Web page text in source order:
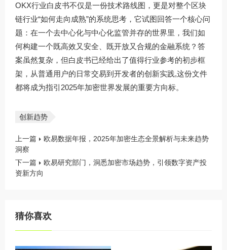
OKX行业白皮书不仅是一份技术路线图，更是对整个区块
链行业“如何走向成熟”的系统思考，它试图回答一个核心问
题：在一个去中心化与中心化监管并存的世界里，我们如
何构建一个既高效又安全、既开放又合规的金融系统？答
案虽然复杂，但白皮书已经给出了值得行业参考的初步框
架，从普通用户的日常交易到开发者的创新实践,这份文件
都将成为指引2025年加密世界发展的重要方向标。
创新趋势
上一篇
欧易数据年报，2025年加密生态全景解析与未来趋势
洞察
下一篇
欧易研究部门，洞悉加密市场趋势，引领数字资产投
资新方向
猜你喜欢